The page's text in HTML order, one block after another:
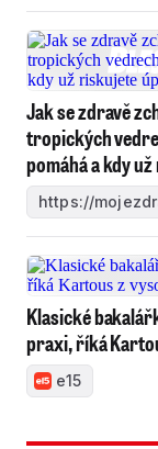
Jak se zdravě
tropických
pomáhá a kdy
https://
Klasické
praxi, říká
e15